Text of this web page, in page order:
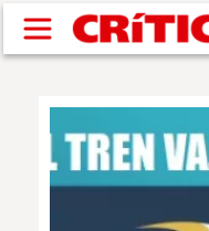
Pasar al contenido
SUCESOS